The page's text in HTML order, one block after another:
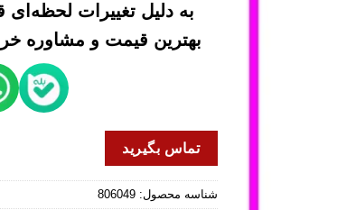
به دلیل تغییرات
بهترین قیمت و مشاوره
تماس بگیرید
شناسه محصول: 806049